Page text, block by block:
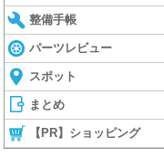
整備手帳
パーツレビュー
スポット
まとめ
【PR】ショッピング